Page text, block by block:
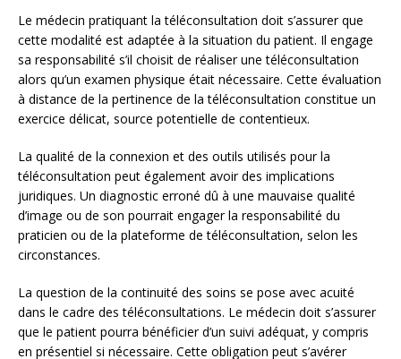
Le médecin pratiquant la téléconsultation doit s’assurer que
cette modalité est adaptée à la situation du patient. Il engage
sa responsabilité s’il choisit de réaliser une téléconsultation
alors qu’un examen physique était nécessaire. Cette évaluation
à distance de la pertinence de la téléconsultation constitue un
exercice délicat, source potentielle de contentieux.
La qualité de la connexion et des outils utilisés pour la
téléconsultation peut également avoir des implications
juridiques. Un diagnostic erroné dû à une mauvaise qualité
d’image ou de son pourrait engager la responsabilité du
praticien ou de la plateforme de téléconsultation, selon les
circonstances.
La question de la continuité des soins se pose avec acuité
dans le cadre des téléconsultations. Le médecin doit s’assurer
que le patient pourra bénéficier d’un suivi adéquat, y compris
en présentiel si nécessaire. Cette obligation peut s’avérer